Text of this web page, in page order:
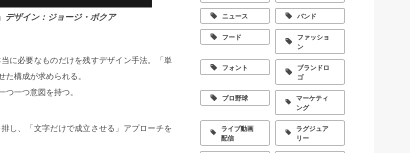
」 デザイン：ジョージ・ボクア
に必要なものだけを残すデザイン手法。「単
構成が求められる。
一つ意図を持つ。
し、「文字だけで成立させる」アプローチを
ニュース バンド
フード
ファッショ
ン
フォント
ブランドロ
ゴ
プロ野球
マーケティ
ング
ライブ動画
配信
ラグジュア
リー